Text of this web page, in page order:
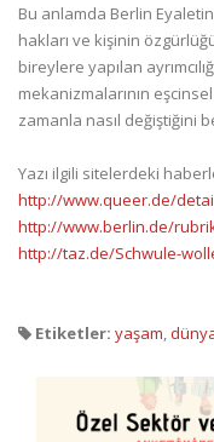
Bu anlamda Berlin
hakları ve kişinin
bireylere yapılan
mekanizmalarının
zamanla nasıl değiştiğini
Yazı ilgili sitelerdeki
http://www.queer.de/
http://www.berlin.de/
http://taz.de/Schwule-
Etiketler: yaşam,